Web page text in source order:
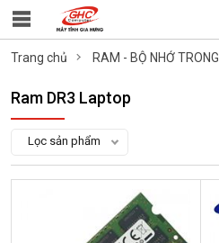
Trang chủ RAM - BỘ NHỚ TRONG
Ram DR3 Laptop
Lọc sản phẩm